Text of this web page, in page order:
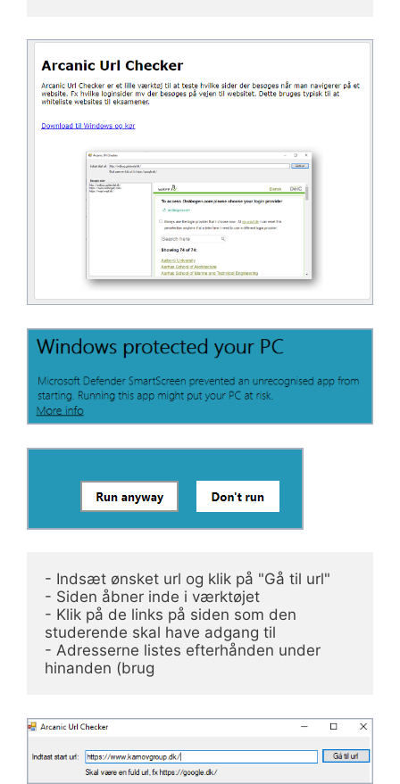
- Indsæt ønsket url og klik på "Gå til url"
- Siden åbner inde i værktøjet
- Klik på de links på siden som den
studerende skal have adgang til
- Adresserne listes efterhånden under
hinanden (brug